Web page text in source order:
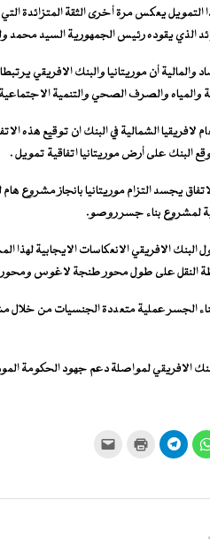
التمويل يعكس مرة أخرى الثقة المتزائدة
الذي يقوده رئيس الجمهورية السيد محمد
والمياه والصرف الصحي والتنمية
لافريقيا الشمالية في البنك ان توقيع هذه
البنك على أرض موريتانيا اتفاقية تمويل .
يجسد التزام موريتانيا بانجاز مشروع
لمشروع بناء جسر روصو.
الافريقي الانعكاسات الايجابية لهذا
النقل على طول محور طنجة لاغوس ومحور
الجسر عملية متعددة الجنسيات من خلال
الافريقي لمواصلة دعم جهود الحكومة
انقر
للمشاركة
على
انقر
للمشاركة
اضغط
للطباعة